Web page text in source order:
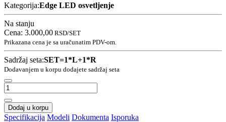
Kategorija:Edge LED osvetljenje
Na stanju
Cena: 3.000,00 RSD/SET
Prikazana cena je sa uračunatim PDV-om.
Sadržaj seta:SET=1*L+1*R
Dodavanjem u korpu dodajete sadržaj seta
Dodaj u korpu
Specifikacija Modeli Dokumenta Isporuka